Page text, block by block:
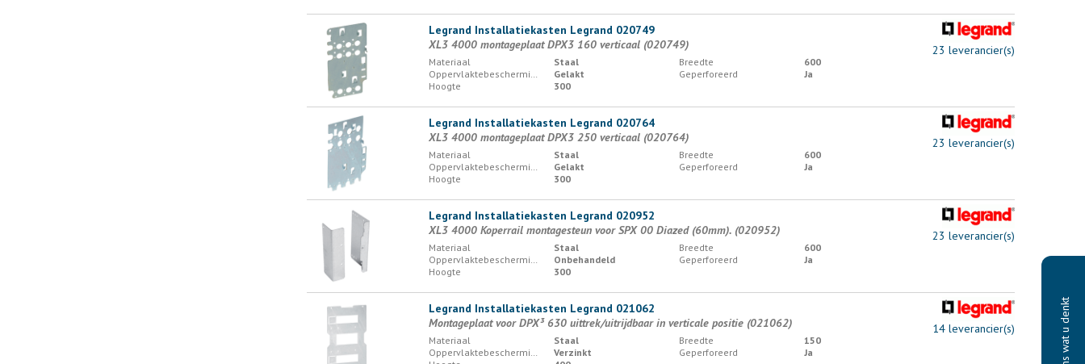
Legrand Installatiekasten Legrand 020749
XL3 4000 montageplaat DPX3 160 verticaal (020749)
Materiaal Staal Breedte
600
Oppervlaktebescherming
Gelakt Geperforeerd
Ja
Hoogte
300
23 leverancier(s)
Legrand Installatiekasten Legrand 020764
XL3 4000 montageplaat DPX3 250 verticaal (020764)
Materiaal Staal Breedte
600
Oppervlaktebescherming
Gelakt Geperforeerd
Ja
Hoogte
300
23 leverancier(s)
Legrand Installatiekasten Legrand 020952
XL3 4000 Koperrail montagesteun voor SPX 00 Diazed (60mm). (020952)
Materiaal Staal Breedte
600
Oppervlaktebescherming
Onbehandeld Geperforeerd
Ja
Hoogte
300
23 leverancier(s)
Legrand Installatiekasten Legrand 021062
Montageplaat voor DPX³ 630 uittrek/uitrijdbaar in verticale positie (021062)
Materiaal Staal Breedte
150
Oppervlaktebescherming
Verzinkt Geperforeerd
Ja
14 leverancier(s)